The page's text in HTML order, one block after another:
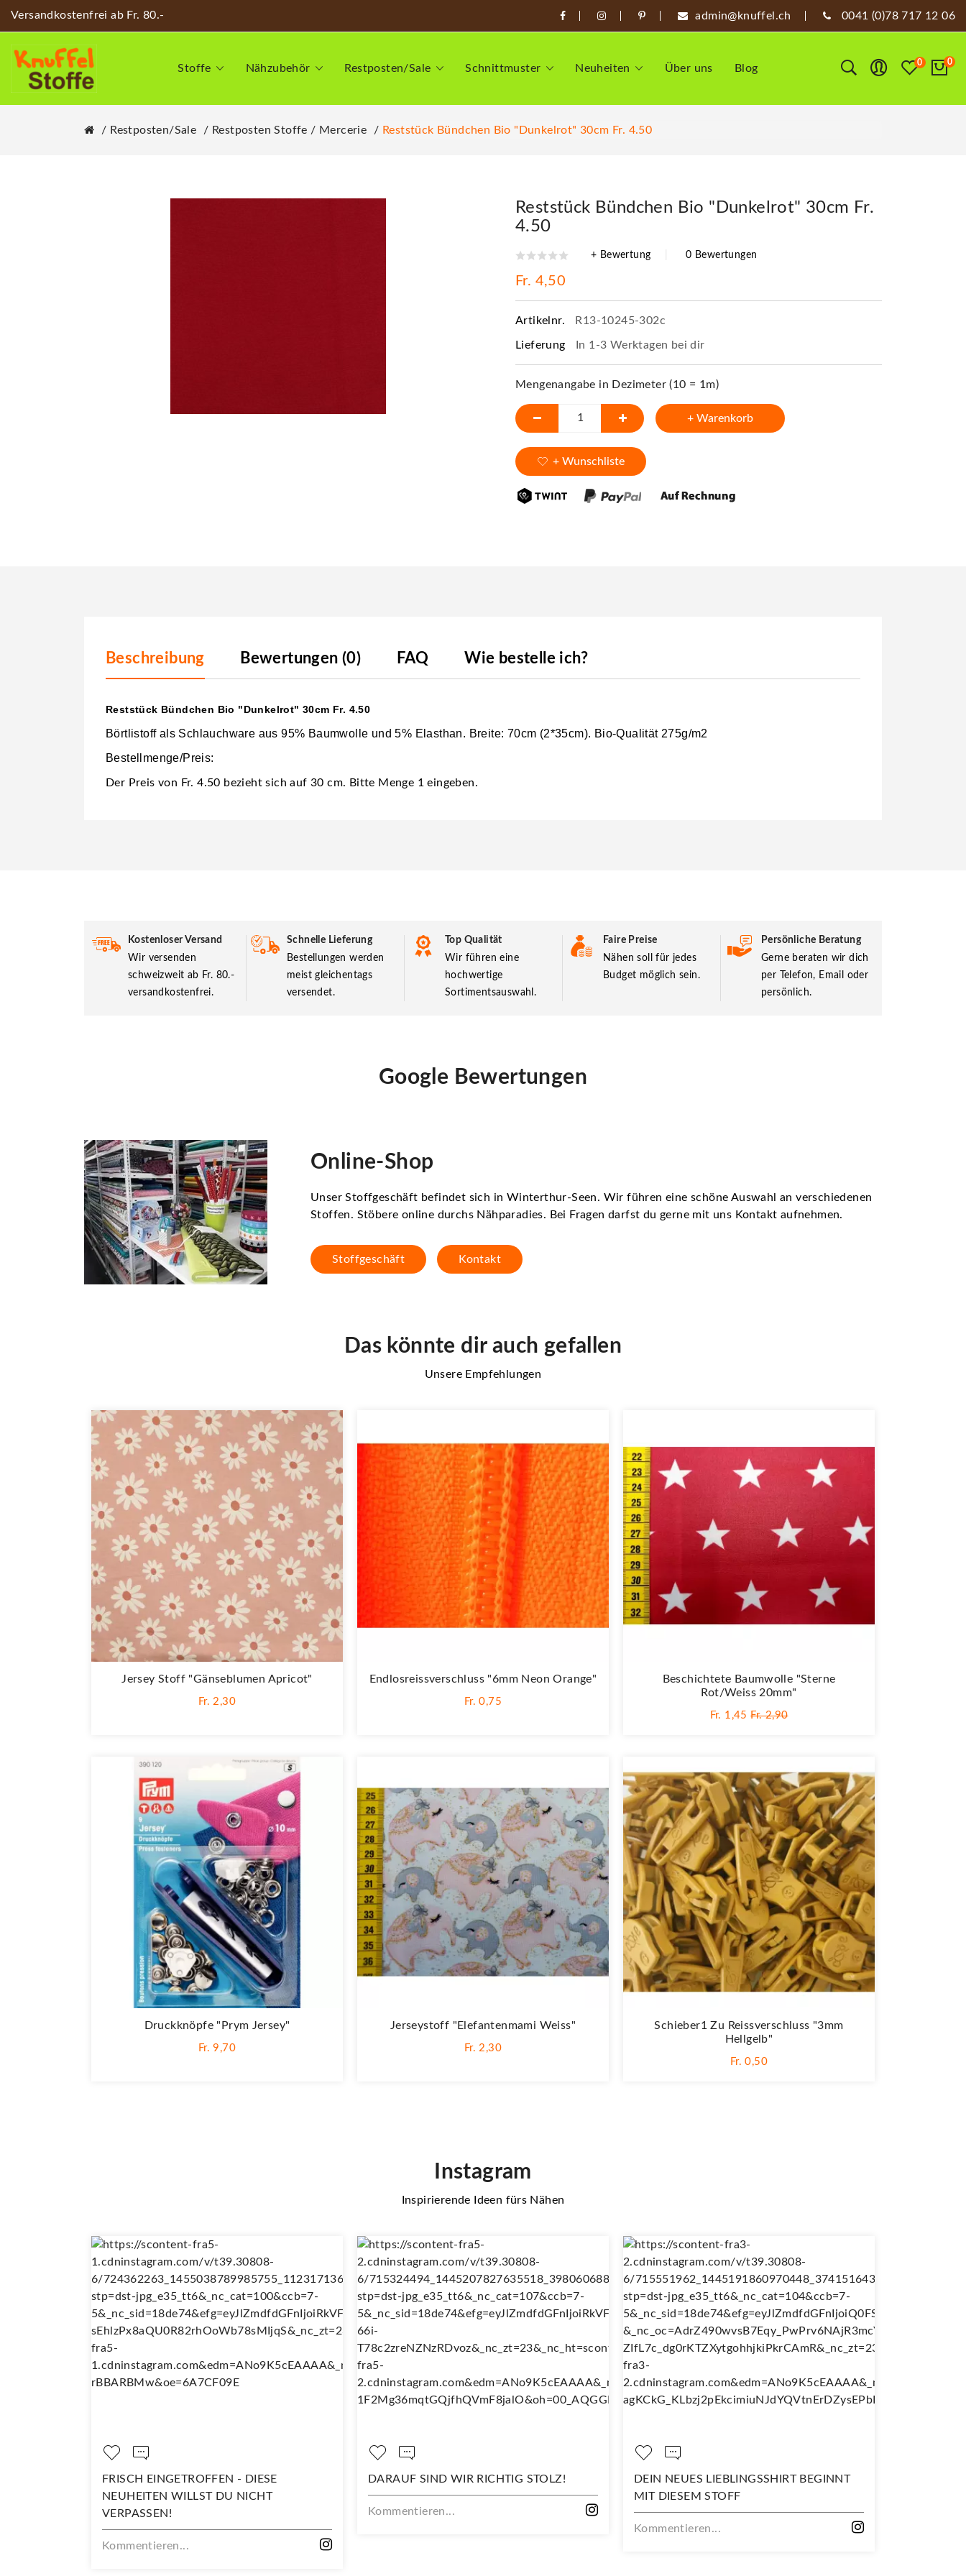
Versandkostenfrei ab Fr. 80.- admin@knuffel.ch 0041 (0)78 717 12 06
Stoffe Nähzubehör Restposten/Sale Schnittmuster Neuheiten Über uns Blog 0 0
Restposten/Sale Restposten Stoffe / Mercerie Reststück Bündchen Bio "Dunkelrot" 30cm Fr. 4.50
Reststück Bündchen Bio "Dunkelrot" 30cm Fr.
4.50
+ Bewertung 0 Bewertungen
Fr. 4,50
Artikelnr. R13-10245-302c
Lieferung In 1-3 Werktagen bei dir
Mengenangabe in Dezimeter (10 = 1m)
+ Warenkorb
+ Wunschliste
Beschreibung Bewertungen (0) FAQ Wie bestelle ich?
Reststück Bündchen Bio "Dunkelrot" 30cm Fr. 4.50
Börtlistoff als Schlauchware aus 95% Baumwolle und 5% Elasthan. Breite: 70cm (2*35cm). Bio-Qualität 275g/m2
Bestellmenge/Preis:
Der Preis von Fr. 4.50 bezieht sich auf 30 cm. Bitte Menge 1 eingeben.
Kostenloser Versand
Wir versenden
schweizweit ab Fr. 80.-
versandkostenfrei.
Schnelle Lieferung
Bestellungen werden
meist gleichentags
versendet.
Top Qualität
Wir führen eine
hochwertige
Sortimentsauswahl.
Faire Preise
Nähen soll für jedes
Budget möglich sein.
Persönliche Beratung
Gerne beraten wir dich
per Telefon, Email oder
persönlich.
Google Bewertungen
Online-Shop
Unser Stoffgeschäft befindet sich in Winterthur-Seen. Wir führen eine schöne Auswahl an verschiedenen
Stoffen. Stöbere online durchs Nähparadies. Bei Fragen darfst du gerne mit uns Kontakt aufnehmen.
Stoffgeschäft Kontakt
Das könnte dir auch gefallen
Unsere Empfehlungen
Jersey Stoff "Gänseblumen Apricot"
Fr. 2,30
Druckknöpfe "Prym Jersey"
Fr. 9,70
Endlosreissverschluss "6mm Neon Orange"
Fr. 0,75
Jerseystoff "Elefantenmami Weiss"
Fr. 2,30
Beschichtete Baumwolle "Sterne
Rot/weiss 20mm"
Fr. 1,45 Fr. 2,90
Schieber1 Zu Reissverschluss "3mm
Hellgelb"
Fr. 0,50
Instagram
Inspirierende Ideen fürs Nähen
DARAUF SIND WIR RICHTIG STOLZ!
DEIN NEUES LIEBLINGSSHIRT BEGINNT
MIT DIESEM STOFF
NÄH DIR DEINEN EIGENEN
WANDERJUPE!
Kommentieren...